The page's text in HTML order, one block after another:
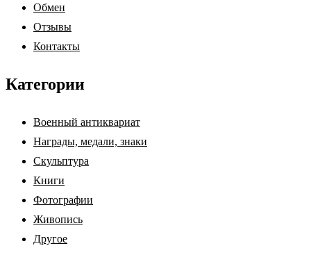
Обмен
Отзывы
Контакты
Категории
Военный антиквариат
Награды, медали, знаки
Скульптура
Книги
Фотографии
Живопись
Другое